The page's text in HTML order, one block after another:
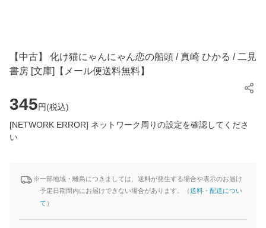
【中古】 化け猫にゃんにゃん恋の船頭 / 真崎 ひかる / 二見
書房 [文庫]【メール便送料無料】
345円(税込)
[NETWORK ERROR] ネットワーク周りの設定を確認してくださ
い
※一部地域・離島につきましては、送料が発生する場合や表示のお届け
予定日期間内にお届けできない場合があります。（送料・配送につい
て ）